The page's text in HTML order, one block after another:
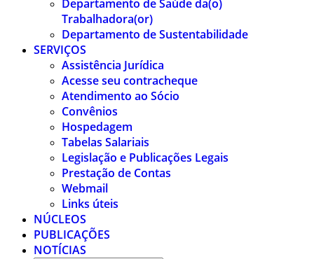
Departamento de Saúde da(o)
Trabalhadora(or)
Departamento de Sustentabilidade
SERVIÇOS
Assistência Jurídica
Acesse seu contracheque
Atendimento ao Sócio
Convênios
Hospedagem
Tabelas Salariais
Legislação e Publicações Legais
Prestação de Contas
Webmail
Links úteis
NÚCLEOS
PUBLICAÇÕES
NOTÍCIAS